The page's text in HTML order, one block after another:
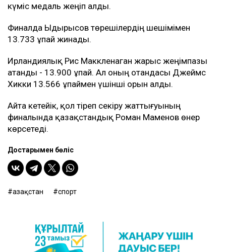
күміс медаль жеңіп алды.
Финалда Ыдырысов төрешілердің шешімімен
13.733 ұпай жинады.
Ирландиялық Рис Маккленаган жарыс жеңімпазы
атанды - 13.900 ұпай. Ал оның отандасы Джеймс
Хикки 13.566 ұпаймен үшінші орын алды.
Айта кетейік, қол тіреп секіру жаттығуының
финалында қазақстандық Роман Маменов өнер
көрсетеді.
Достарыңмен бөліс
Қазақстан спорт